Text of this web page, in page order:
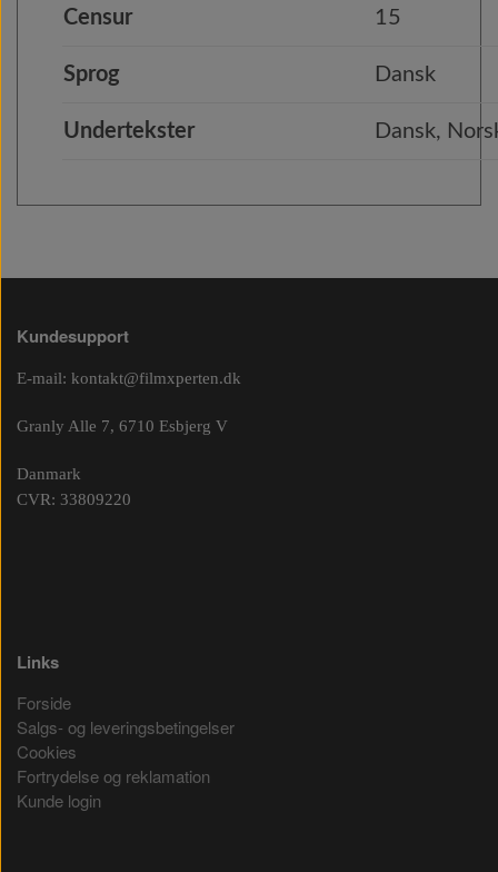
Censur 15
Sprog Dansk
Undertekster Dansk,
Kundesupport
E-mail: kontakt@filmxperten.dk
Granly Alle 7, 6710 Esbjerg V
Danmark
CVR: 33809220
Links
Forside
Salgs- og leveringsbetingelser
Cookies
Fortrydelse og reklamation
Kunde login